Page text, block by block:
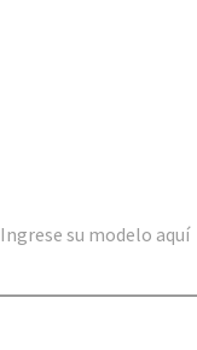
Ingrese su modelo aquí